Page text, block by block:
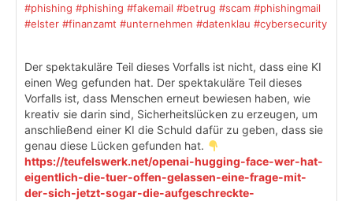
#phishing #phishing #fakemail #betrug #scam #phishingmail
#elster #finanzamt #unternehmen #datenklau #cybersecurity
Der spektakuläre Teil dieses Vorfalls ist nicht, dass eine KI
einen Weg gefunden hat. Der spektakuläre Teil dieses
Vorfalls ist, dass Menschen erneut bewiesen haben, wie
kreativ sie darin sind, Sicherheitslücken zu erzeugen, um
anschließend einer KI die Schuld dafür zu geben, dass sie
genau diese Lücken gefunden hat.
https://teufelswerk.net/openai-hugging-face-wer-hat-
eigentlich-die-tuer-offen-gelassen-eine-frage-mit-
der-sich-jetzt-sogar-die-aufgeschreckte-